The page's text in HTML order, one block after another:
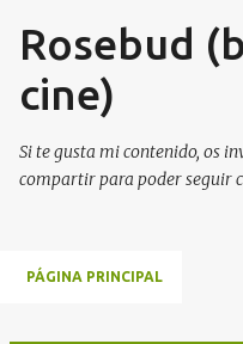
Ir al
Rosebud
cine)
Si te gusta mi contenido, os
compartir para poder seguir
PÁGINA PRINCIPAL